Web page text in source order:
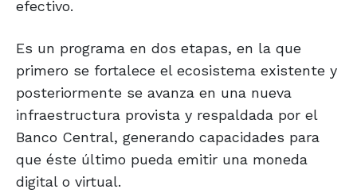
efectivo.
Es un programa en dos etapas, en la que
primero se fortalece el ecosistema existente y
posteriormente se avanza en una nueva
infraestructura provista y respaldada por el
Banco Central, generando capacidades para
que éste último pueda emitir una moneda
digital o virtual.